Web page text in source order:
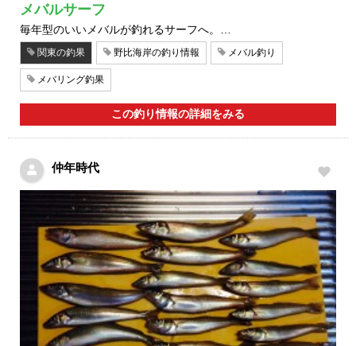
メバルサーフ
毎年型のいいメバルが釣れるサーフへ。…
関東の釣果 野比海岸の釣り情報 メバル釣り
メバリング釣果
この釣り情報の詳細をみる
仲年時代